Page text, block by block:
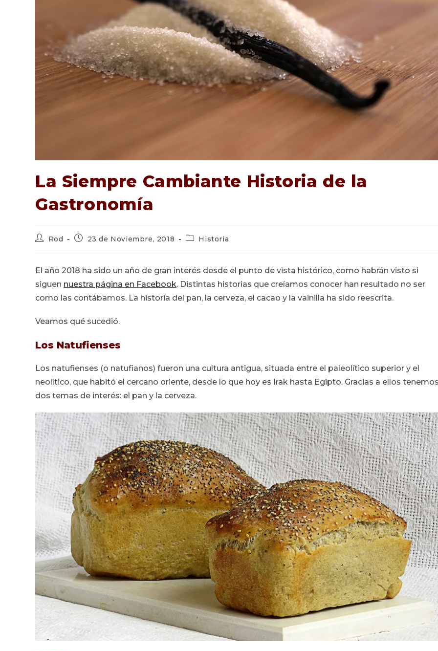
La Siempre Cambiante Historia de la
Gastronomía
AutorRod
Publicación
23 de Noviembre, 2018
Categoría
Historia
El año 2018 ha sido un año de gran interés desde el punto de vista histórico, como habrán visto si
siguen nuestra página en Facebook. Distintas historias que creíamos conocer han resultado no ser
como las contábamos. La historia del pan, la cerveza, el cacao y la vainilla ha sido reescrita.
Veamos qué sucedió.
Los Natufienses
Los natufienses (o natufianos) fueron una cultura antigua, situada entre el paleolítico superior y el
neolítico, que habitó el cercano oriente, desde lo que hoy es Irak hasta Egipto. Gracias a ellos
dos temas de interés: el pan y la cerveza.